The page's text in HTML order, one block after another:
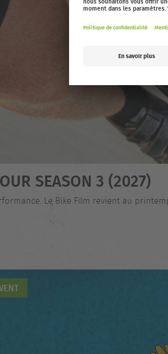
SEASON 3 (2027)
Le Bike Film revient au